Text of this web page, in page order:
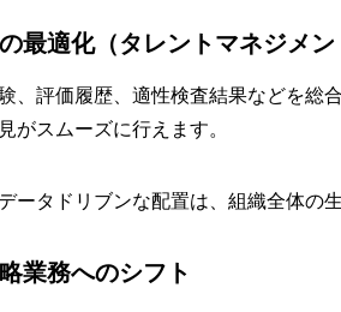
最適化（タレントマネジメン
、評価履歴、適性検査結果などを総
がスムーズに行えます。
ータドリブンな配置は、組織全体の
業務へのシフト